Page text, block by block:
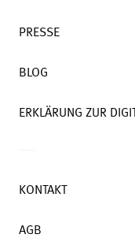
PRESSE
BLOG
ERKLÄRUNG ZUR
KONTAKT
AGB